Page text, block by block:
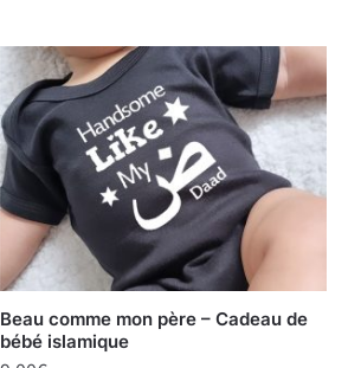
Beau comme mon père – Cadeau de
bébé islamique